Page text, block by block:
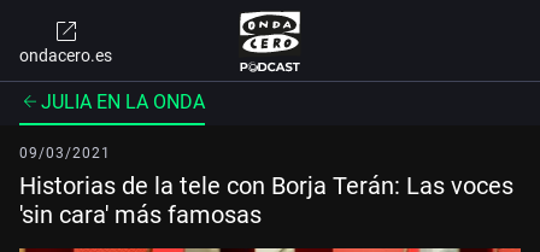
ondacero.es
JULIA EN LA ONDA
09/03/2021
Historias de la tele con Borja Terán: Las voces
'sin cara' más famosas